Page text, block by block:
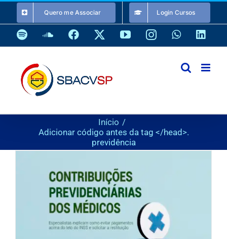
o
conteúdo
Quero me Associar Login Cursos
SpotifySoundCloud
Facebook YouTubeInstagramWhatsApp
Início
Adicionar código antes da tag </head>.
previdência